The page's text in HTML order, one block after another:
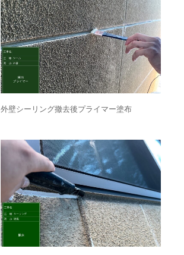
外壁シーリング撤去後プライマー塗布